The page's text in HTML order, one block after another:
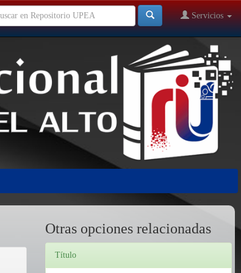
Servicios
Otras opciones relacionadas
Título